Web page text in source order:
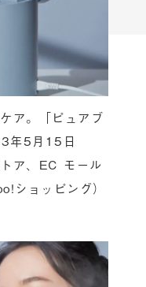
ア​。「ピュアブ
年5月15日
ア、EC モール
ショッピング）